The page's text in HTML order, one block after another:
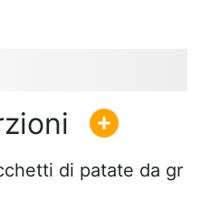
di patate da gr